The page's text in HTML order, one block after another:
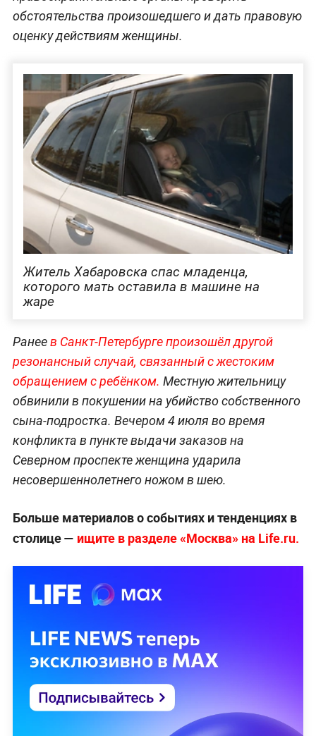
обстоятельства произошедшего и дать правовую
оценку действиям женщины.
Житель Хабаровска спас младенца,
которого мать оставила в машине на
жаре
Ранеев Санкт-Петербурге произошёл другой
резонансный случай, связанный с жестоким
обращением с ребёнком. Местную жительницу
обвинили в покушении на убийство собственного
сына-подростка. Вечером 4 июля во время
конфликта в пункте выдачи заказов на
Северном проспекте женщина ударила
несовершеннолетнего ножом в шею.
Больше материалов о событиях и тенденциях в
столице — ищите в разделе «Москва» на Life.ru.